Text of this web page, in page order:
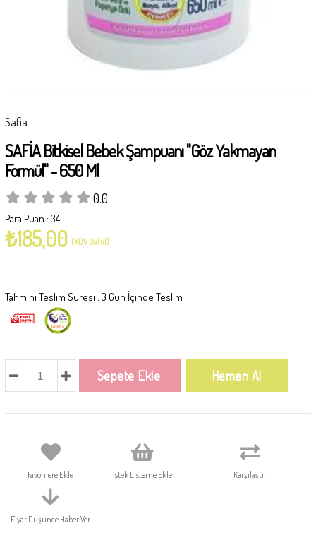
Safia
SAFİA Bitkisel Bebek Şampuanı ''Göz Yakmayan
Formül'' - 650 Ml
0.0
Para Puan : 34
₺185,00 (KDV Dahil)
Tahmini Teslim Süresi : 3 Gün İçinde Teslim
Favorilere Ekle İstek Listeme Ekle Karşılaştır
Fiyat Düşünce Haber Ver